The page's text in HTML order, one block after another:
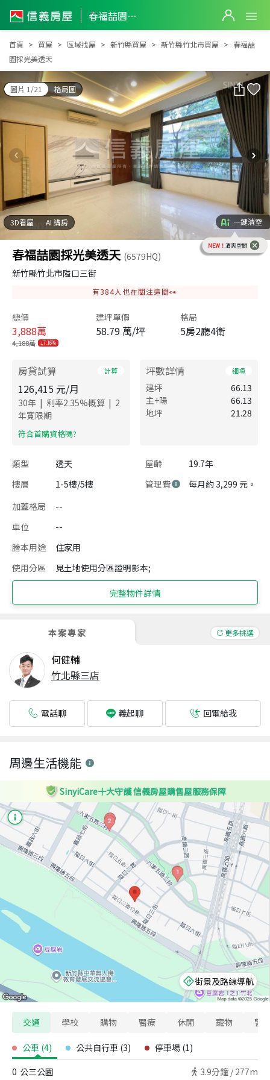
春福喆園採光美透天
春福喆園採光美透天
首頁 買屋 區域找屋 新竹縣買屋 新竹縣竹北市買屋
春福喆
園採光美透天
圖片 1/21 格局圖
3D看屋 AI 講房 一鍵清空
NEW！ 清爽空間
春福喆園採光美透天 (6579HQ)
新竹縣竹北市隘口三街
有384人也在關注這間👀
總價
3,888萬
4,188萬 7.16%
建坪單價
58.79 萬/坪
格局
5房2廳4衛
房貸試算 計算
126,415 元/月
30年 | 利率2.35%概算 | 2
年寬限期
​符合首購資格嗎?
坪數詳情 細項
建坪
66.13
主+陽
66.13
地坪
21.28
類型 透天 屋齡
19.7年
樓層
1-5樓/5樓 管理費
每月約 3,299 元。
加蓋格局
--
車位
--
謄本用途
住家用
使用分區
見土地使用分區證明影本;
完整物件詳情
本案專家 更多挑選
何健輔
竹北縣三店
電話聊 義起聊 回電給我
周邊生活機能
SinyiCare十大守護 信義房屋購售屋服務保障
街景及路線導航
交通 學校 購物 醫療 休閒 寵物 警
公車 (4) 公共自行車 (3) 停車場 (1)
0 公三公園 3.9分鐘 / 277m